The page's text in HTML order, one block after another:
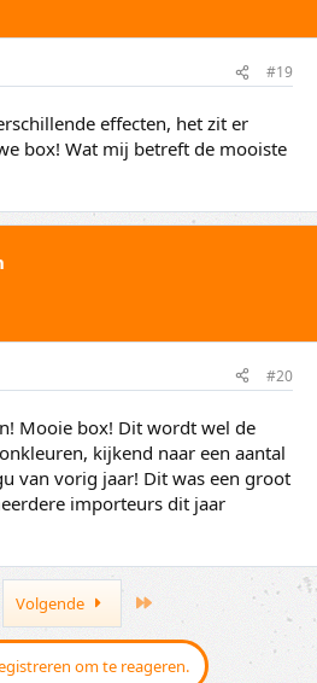
#19
effecten, het zit er
box! Wat mij betreft de mooiste
#20
Mooie box! Dit wordt wel de
kijkend naar een aantal
van vorig jaar! Dit was een groot
importeurs dit jaar
Volgende
om te reageren.